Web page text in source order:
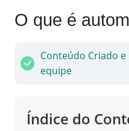
O que é
Conteúdo Criado e
equipe
Índice do